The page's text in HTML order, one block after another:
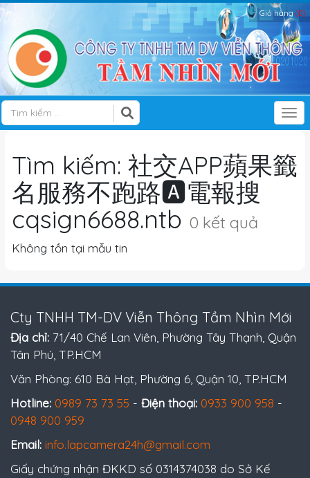
Giỏ hàng (0)
Tìm kiếm: 社交APP蘋果籤
名服務不跑路🅰️電報搜
cqsign6688.ntb 0 kết quả
Không tồn tại mẫu tin
Cty TNHH TM-DV Viễn Thông Tầm Nhìn Mới
Địa chỉ: 71/40 Chế Lan Viên, Phường Tây Thạnh, Quận
Tân Phú, TP.HCM
Văn Phòng: 610 Bà Hạt, Phường 6, Quận 10, TP.HCM
Hotline: 0989 73 73 55 - Điện thoại: 0933 900 958 -
0948 900 959
Email: info.lapcamera24h@gmail.com
Giấy chứng nhận ĐKKD số 0314374038 do Sở Kế